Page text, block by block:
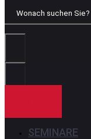
Wonach
Sie?
SEMINARE